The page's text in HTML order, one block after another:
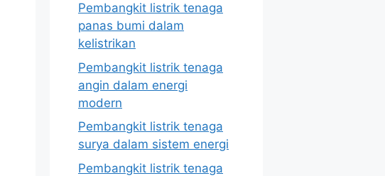
Pembangkit listrik tenaga
panas bumi dalam
kelistrikan
Pembangkit listrik tenaga
angin dalam energi
modern
Pembangkit listrik tenaga
surya dalam sistem energi
Pembangkit listrik tenaga